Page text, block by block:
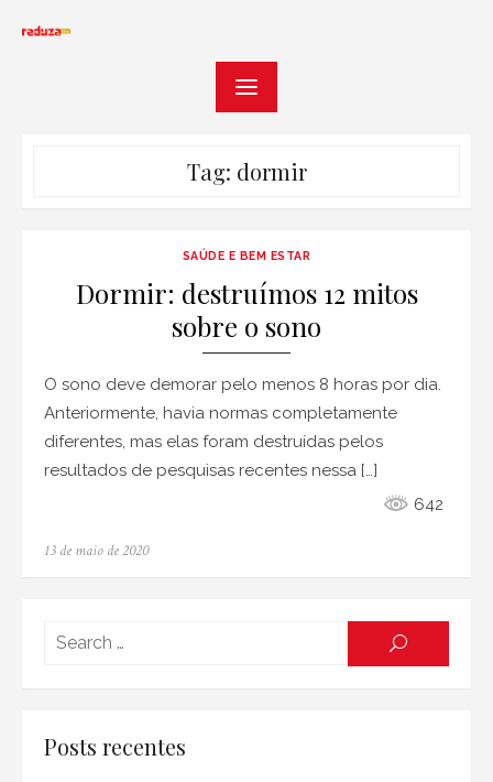
Tag: dormir
SAÚDE E BEM ESTAR
Dormir: destruímos 12 mitos
sobre o sono
O sono deve demorar pelo menos 8 horas por dia.
Anteriormente, havia normas completamente
diferentes, mas elas foram destruídas pelos
resultados de pesquisas recentes nessa […]
642
Posted
13 de maio de 2020
SEARCH
Posts recentes